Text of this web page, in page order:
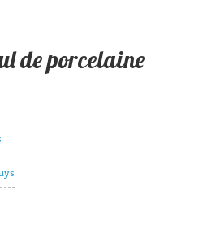
de porcelaine